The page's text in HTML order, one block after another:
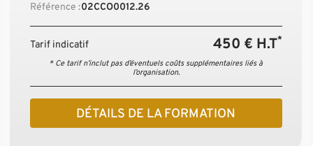
Référence :02CCO0012.26
Tarif indicatif 450 € H.T*
* Ce tarif n’inclut pas d’éventuels coûts supplémentaires liés à
l’organisation.
DÉTAILS DE LA FORMATION